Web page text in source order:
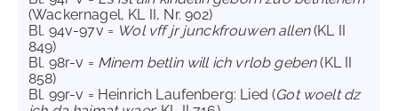
(Wackernagel, KL II, Nr. 902)
Bl. 94v-97v = Wol vff jr junckfrouwen allen(KL II
849)
Bl. 98r-v = Minem betlin will ich vrlob geben(KL II
858)
Bl. 99r-v = Heinrich Laufenberg: Lied (Got woelt dz